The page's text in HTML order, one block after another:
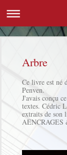
Arbre
Ce livre est né
Penven.
J'avais conçu
textes. Cédric
extraits de son
AENCRAGES